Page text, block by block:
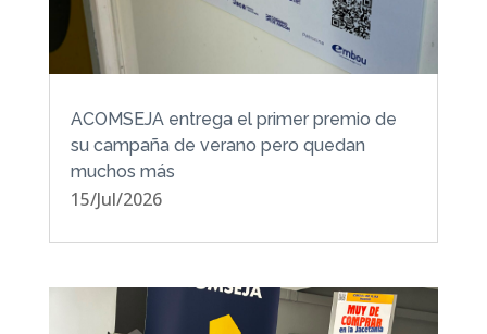
ACOMSEJA entrega el primer premio de
su campaña de verano pero quedan
muchos más
15/Jul/2026